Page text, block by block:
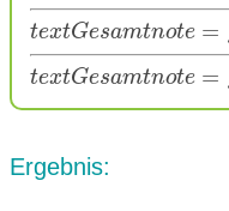
textGesamtnote =
textGesamtnote =
Ergebnis: